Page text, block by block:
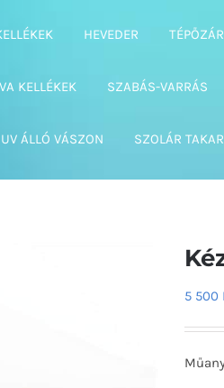
HEVEDER TÉPŐZÁR
KELLÉKEK SZABÁS-VARRÁS
UV ÁLLÓ VÁSZON SZOLÁR
5 500